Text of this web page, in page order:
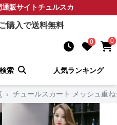
通販サイトチュルスカ
購入で送料無料
0 0
索 人気ランキング
› チュールスカート メッシュ重